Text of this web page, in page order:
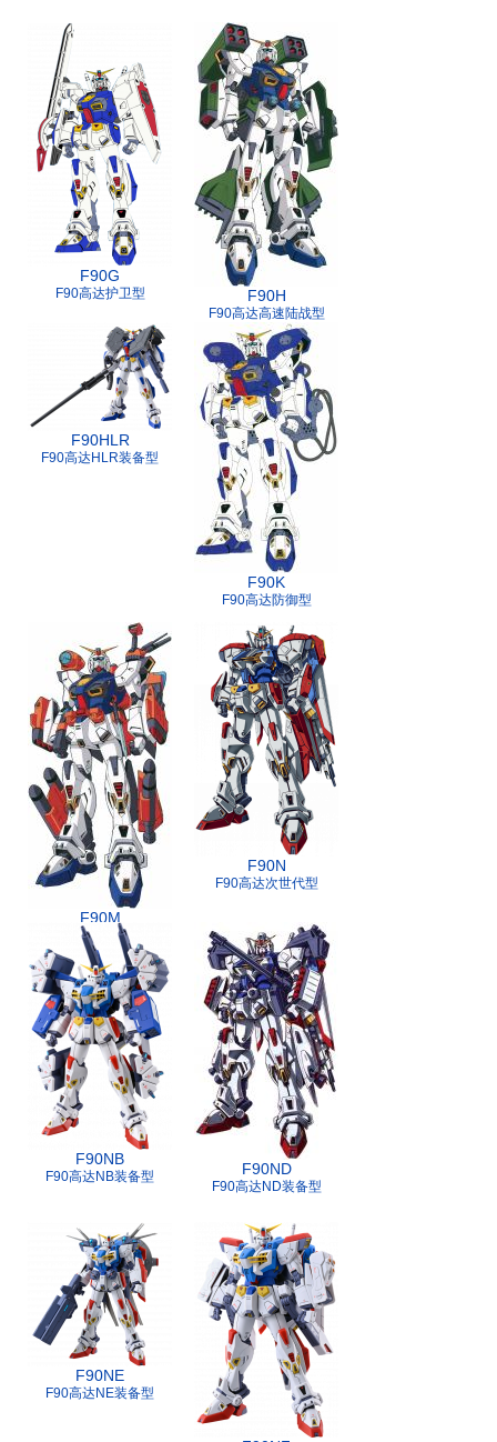
F90G
F90高达护卫型 F90H
F90高达高速陆战型
F90HLR
F90高达HLR装备型
F90K
F90高达防御型
F90M
F90高达水中型
F90N
F90高达次世代型
F90NB
F90高达NB装备型 F90ND
F90高达ND装备型
F90NE
F90高达NE装备型